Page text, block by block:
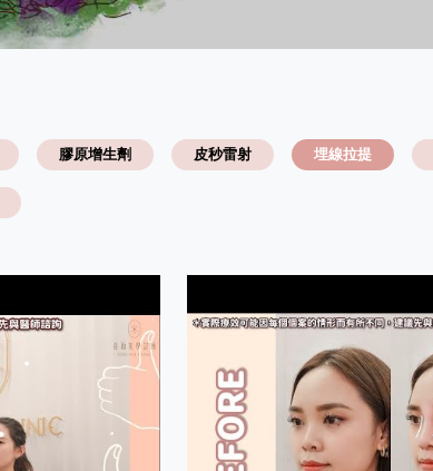
膠原增生劑 皮秒雷射 埋線拉提